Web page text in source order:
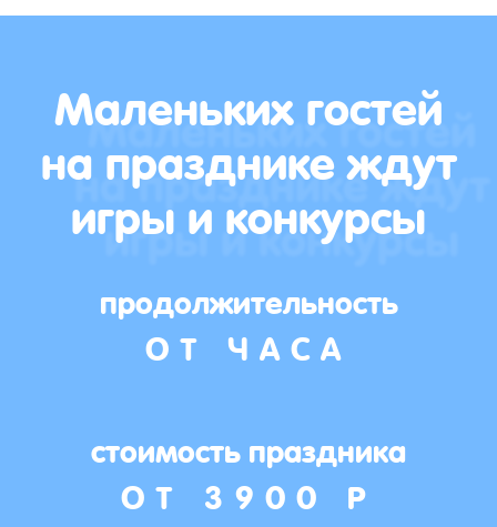
Маленьких гостей
на празднике ждут
игры и конкурсы
продолжительность
ОТ ЧАСА
стоимость праздника
ОТ 3900 Р